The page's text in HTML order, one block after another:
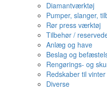
Diamantværktøj
Pumper, slanger,
Rør press værktøj
Tilbehør /
Anlæg og have
Beslag og
Rengørings- og
Redskaber til vinter
Diverse